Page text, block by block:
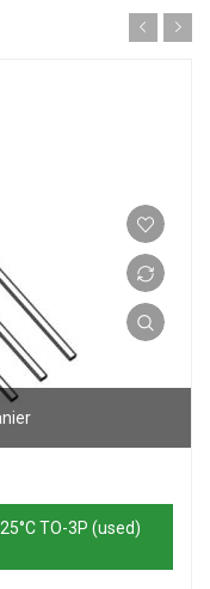
TO-3P (used)